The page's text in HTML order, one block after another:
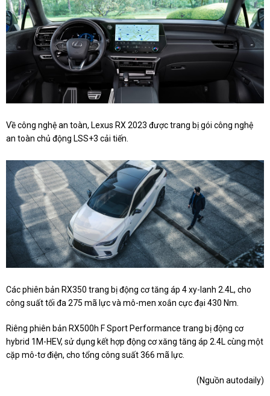
Về công nghệ an toàn, Lexus RX 2023 được trang bị gói công nghệ
an toàn chủ động LSS+3 cải tiến.
Các phiên bản RX350 trang bị động cơ tăng áp 4 xy-lanh 2.4L, cho
công suất tối đa 275 mã lực và mô-men xoắn cực đại 430 Nm.
Riêng phiên bản RX500h F Sport Performance trang bị động cơ
hybrid 1M-HEV, sử dụng kết hợp động cơ xăng tăng áp 2.4L cùng một
cặp mô-tơ điện, cho tổng công suất 366 mã lực.
(Nguồn autodaily)